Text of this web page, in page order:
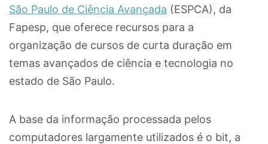
São Paulo de Ciência Avançada (ESPCA), da
Fapesp, que oferece recursos para a
organização de cursos de curta duração em
temas avançados de ciência e tecnologia no
estado de São Paulo.
A base da informação processada pelos
computadores largamente utilizados é o bit, a